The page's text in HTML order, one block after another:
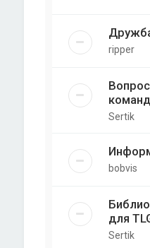
ripper
Sertik
bobvis
для
Sertik